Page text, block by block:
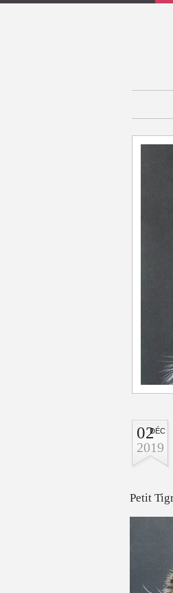
DÉC
02
2019
Petit